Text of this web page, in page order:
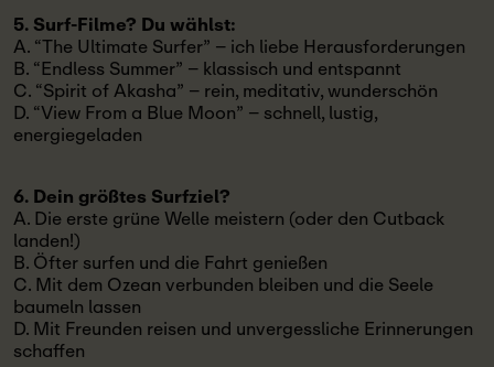
5. Surf-Filme? Du wählst:
A. “The Ultimate Surfer” – ich liebe Herausforderungen
B. “Endless Summer” – klassisch und entspannt
C. “Spirit of Akasha” – rein, meditativ, wunderschön
D. “View From a Blue Moon” – schnell, lustig,
energiegeladen
6. Dein größtes Surfziel?
A. Die erste grüne Welle meistern (oder den Cutback
landen!)
B. Öfter surfen und die Fahrt genießen
C. Mit dem Ozean verbunden bleiben und die Seele
baumeln lassen
D. Mit Freunden reisen und unvergessliche Erinnerungen
schaffen